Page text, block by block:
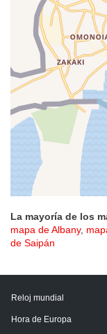
La mayoría de los
mapa de Albany,
de Saipán
Reloj mundial
Hora de Europa